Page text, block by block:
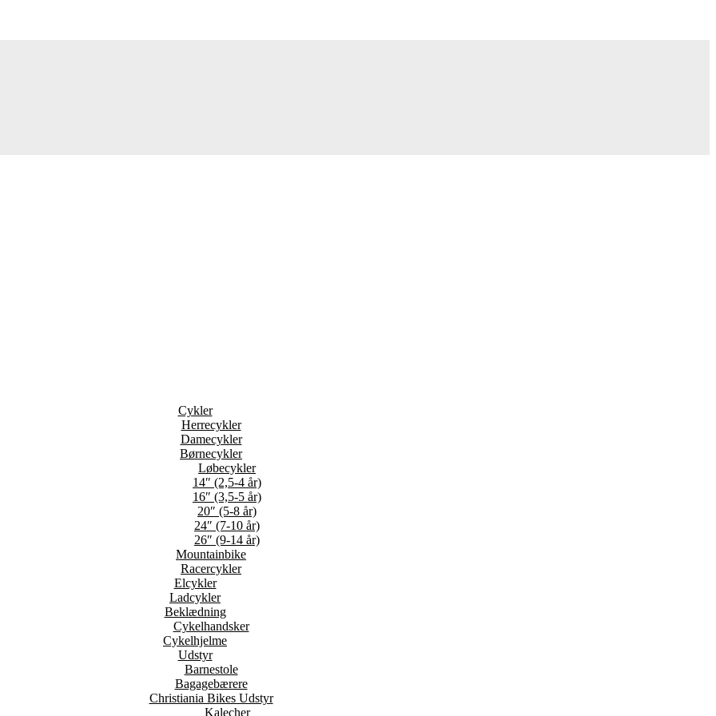
Cykler
Herrecykler
Damecykler
Børnecykler
Løbecykler
14″ (2,5-4 år)
16″ (3,5-5 år)
20″ (5-8 år)
24″ (7-10 år)
26″ (9-14 år)
Mountainbike
Racercykler
Elcykler
Ladcykler
Beklædning
Cykelhandsker
Cykelhjelme
Udstyr
Barnestole
Bagagebærere
Christiania Bikes Udstyr
Kalecher